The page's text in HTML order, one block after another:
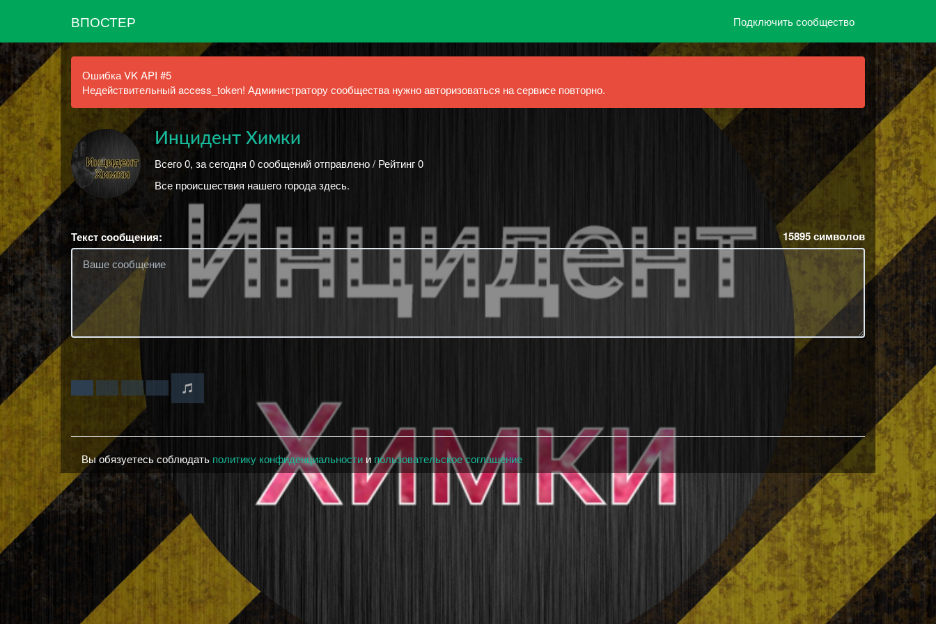
ВПОСТЕР Подключить сообщество
Ошибка VK API #5
Недействительный access_token! Администратору сообщества нужно авторизоваться на сервисе повторно.
Инцидент Химки
Всего 0, за сегодня 0 сообщений отправлено / Рейтинг 0
Все происшествия нашего города здесь.
Текст сообщения: 15895символов
Вы обязуетесь соблюдать политику конфиденциальности и пользовательское соглашение